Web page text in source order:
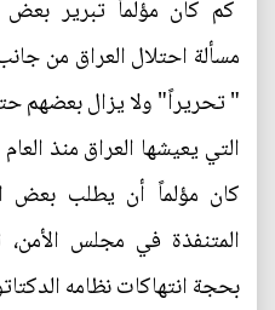
كم كان مؤلماً تبرير بعض
مسألة احتلال العراق من
" تحريراً" ولا يزال بعضهم
كان مؤلماً أن يطلب بعض
المتنفذة في مجلس
بحجة انتهاكات نظامه